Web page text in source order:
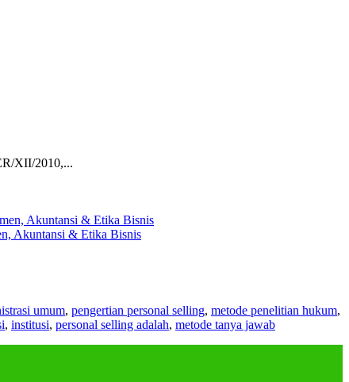
XII/2010,...
Akuntansi & Etika Bisnis
umum, pengertian personal selling, metode penelitian hukum,
, institusi, personal selling adalah, metode tanya jawab